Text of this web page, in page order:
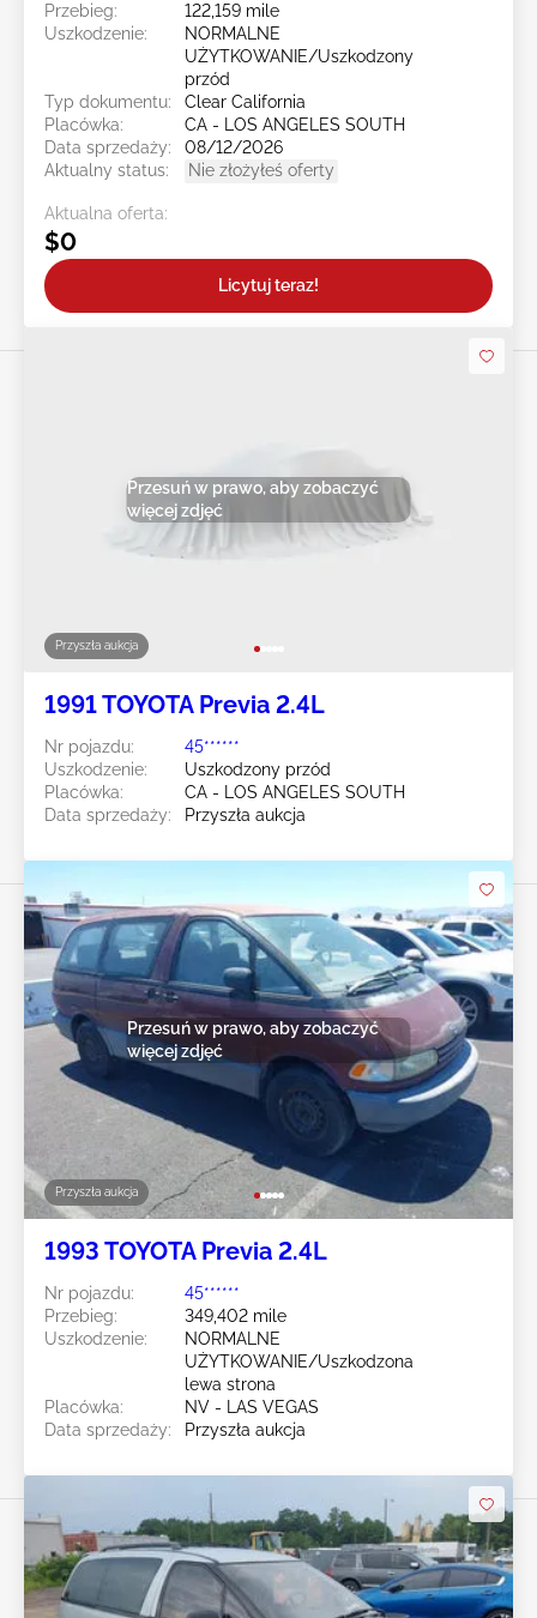
Przebieg:
122,159 mile
Uszkodzenie:
NORMALNE
UŻYTKOWANIE/Uszkodzony
przód
Typ dokumentu:
Clear California
Placówka:
CA - LOS ANGELES SOUTH
Data sprzedaży:
08/12/2026
Aktualny status:
Nie złożyłeś oferty
Aktualna oferta:
$0
Licytuj teraz!
Przyszła aukcja
Przesuń w prawo, aby zobaczyć
więcej zdjęć
1991 TOYOTA Previa 2.4L
Nr pojazdu:
45******
Uszkodzenie:
Uszkodzony przód
Placówka:
CA - LOS ANGELES SOUTH
Data sprzedaży:
Przyszła aukcja
Przyszła aukcja
Przesuń w prawo, aby zobaczyć
więcej zdjęć
1993 TOYOTA Previa 2.4L
Nr pojazdu:
45******
Przebieg:
349,402 mile
Uszkodzenie:
NORMALNE
UŻYTKOWANIE/Uszkodzona
lewa strona
Placówka:
NV - LAS VEGAS
Data sprzedaży:
Przyszła aukcja